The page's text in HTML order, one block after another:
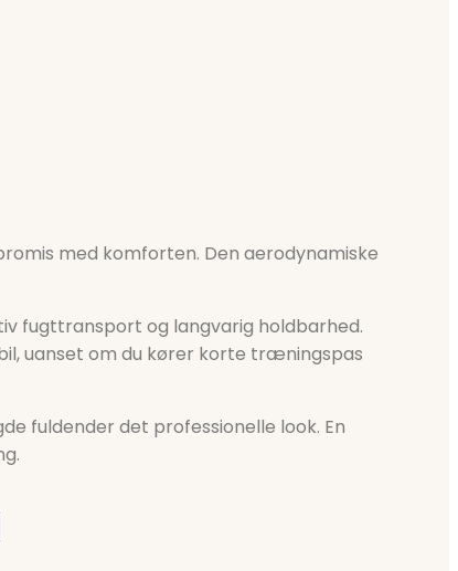
med komforten. Den aerodynamiske
fugttransport og langvarig holdbarhed.
uanset om du kører korte træningspas
fuldender det professionelle look. En